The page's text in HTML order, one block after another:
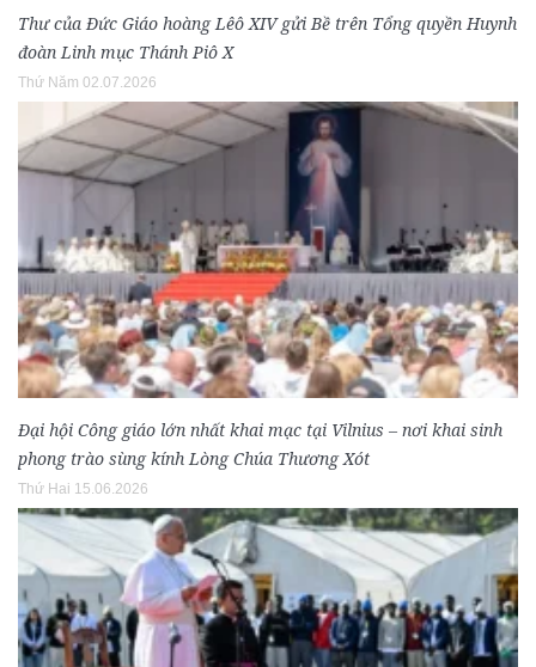
Thư của Đức Giáo hoàng Lêô XIV gửi Bề trên Tổng quyền Huynh
đoàn Linh mục Thánh Piô X
Thứ Năm 02.07.2026
Đại hội Công giáo lớn nhất khai mạc tại Vilnius – nơi khai sinh
phong trào sùng kính Lòng Chúa Thương Xót
Thứ Hai 15.06.2026